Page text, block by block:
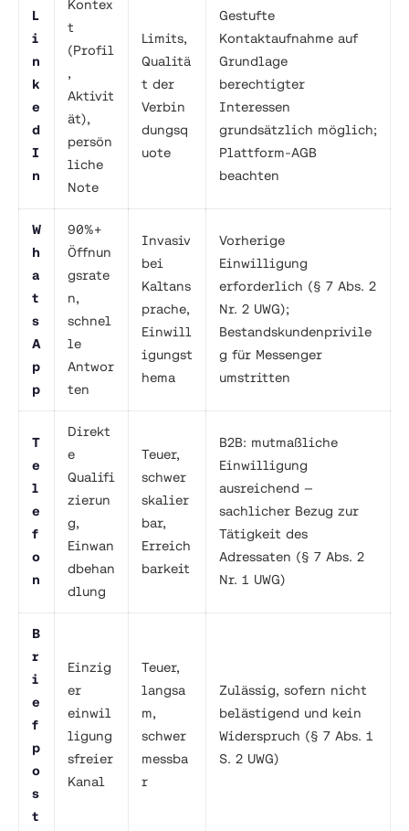
L
i
n
k
e
d
I
n
Kontex
t
(Profil
,
Aktivit
ät),
persön
liche
Note
Limits,
Qualitä
t der
Verbin
dungsq
uote
Gestufte
Kontaktaufnahme auf
Grundlage
berechtigter
Interessen
grundsätzlich möglich;
Plattform-AGB
beachten
W
h
a
t
s
A
p
p
90%+
Öffnun
gsrate
n,
schnel
le
Antwor
ten
Invasiv
bei
Kaltans
prache,
Einwill
igungst
hema
Vorherige
Einwilligung
erforderlich (§ 7 Abs. 2
Nr. 2 UWG);
Bestandskundenprivile
g für Messenger
umstritten
T
e
l
e
f
o
n
Direkt
e
Qualifi
zierun
g,
Einwan
dbehan
dlung
Teuer,
schwer
skalier
bar,
Erreich
barkeit
B2B: mutmaßliche
Einwilligung
ausreichend —
sachlicher Bezug zur
Tätigkeit des
Adressaten (§ 7 Abs. 2
Nr. 1 UWG)
B
r
i
e
f
p
o
s
t
Einzig
er
einwil
ligung
sfreier
Kanal
Teuer,
langsa
m,
schwer
messba
r
Zulässig, sofern nicht
belästigend und kein
Widerspruch (§ 7 Abs. 1
S. 2 UWG)